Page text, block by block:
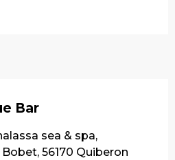
Bar
sea & spa,
56170 Quiberon